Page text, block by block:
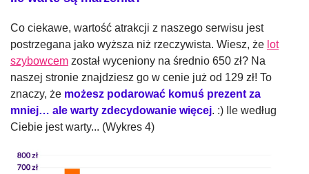
Co ciekawe, wartość atrakcji z naszego serwisu jest
postrzegana jako wyższa niż rzeczywista. Wiesz, że lot
szybowcem został wyceniony na średnio 650 zł? Na
naszej stronie znajdziesz go w cenie już od 129 zł! To
znaczy, że możesz podarować komuś prezent za
mniej… ale warty zdecydowanie więcej. :) Ile według
Ciebie jest warty... (Wykres 4)